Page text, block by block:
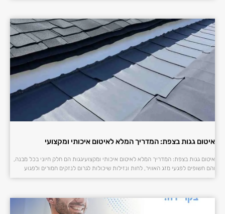
איטום גגות בצפת: המדריך המלא לאיטום איכותי ומקצועי
איטום גגות בצפת: המדריך המלא לאיטום איכותי ומקצועיגגות הם חלק חיוני בכל מבנה,
והם חשופים לפגעי מזג האוויר, לחות ונזילות שיכולות לגרום לנזקים חמורים ולפגוע